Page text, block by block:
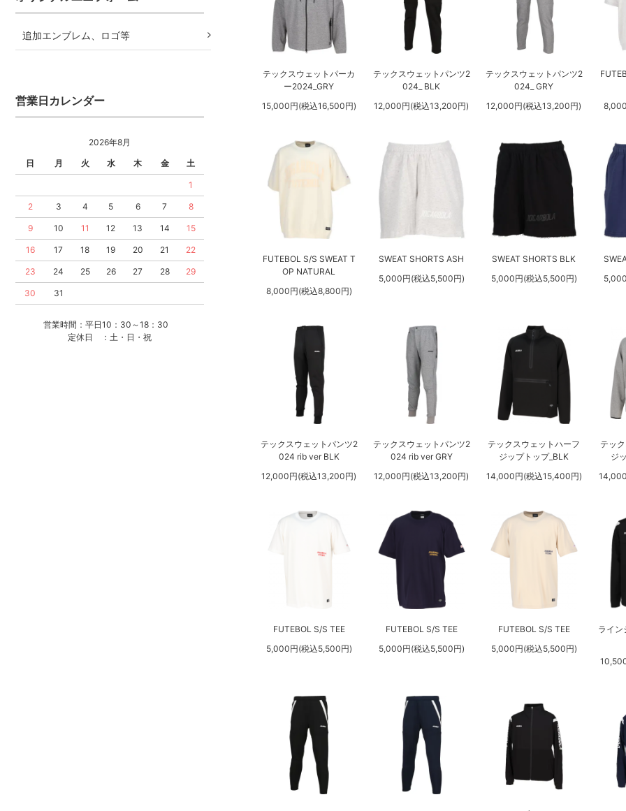
追加エンブレム、ロゴ等
営業日カレンダー
2026年8月
日
月 火 水 木 金 土
1
2 3 4 5 6 7 8
9 10 11 12 13 14 15
16 17 18 19 20 21 22
23 24 25 26 27 28 29
30 31
営業時間：平日10：30～18：30
定休日 ：土・日・祝
テックスウェットパーカ
ー2024_GRY
15,000円(税込16,500円)
テックスウェットパンツ2
024_ BLK
12,000円(税込13,200円)
テックスウェットパンツ2
024_ GRY
12,000円(税込13,200円)
FUTEBOL S/S SWEAT T
OP NATURAL
8,000円(税込8,800円)
SWEAT SHORTS ASH
5,000円(税込5,500円)
SWEAT SHORTS BLK
5,000円(税込5,500円)
テックスウェットパンツ2
024 rib ver BLK
12,000円(税込13,200円)
テックスウェットパンツ2
024 rib ver GRY
12,000円(税込13,200円)
テックスウェットハーフ
ジップトップ_BLK
14,000円(税込15,400円)
テッ
ジ
FUTEBOL S/S TEE
5,000円(税込5,500円)
FUTEBOL S/S TEE
5,000円(税込5,500円)
FUTEBOL S/S TEE
5,000円(税込5,500円)
ライン